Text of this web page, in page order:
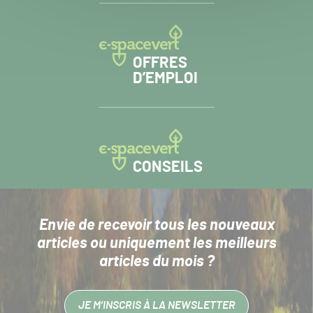
OFFRES
D’EMPLOI
CONSEILS
Envie de recevoir tous les nouveaux
articlesou uniquement les meilleurs
articles du mois ?
JE M’INSCRIS À LA NEWSLETTER